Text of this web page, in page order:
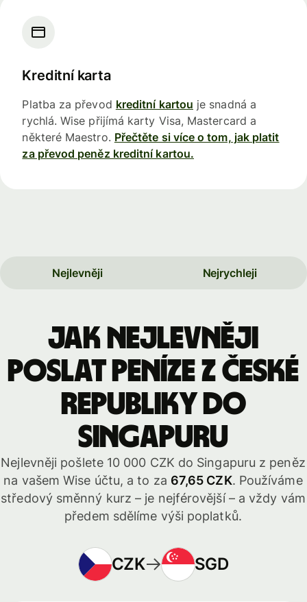
Kreditní karta
Platba za převod kreditní kartou je snadná a
rychlá. Wise přijímá karty Visa, Mastercard a
některé Maestro. Přečtěte si více o tom, jak platit
za převod peněz kreditní kartou.
Nejlevněji Nejrychleji
Jak nejlevněji
poslat peníze z České
republiky do
Singapuru
Nejlevněji pošlete 10 000 CZK do Singapuru z peněz
na vašem Wise účtu, a to za 67,65 CZK. Používáme
středový směnný kurz – je nejférovější – a vždy vám
předem sdělíme výši poplatků.
CZK SGD